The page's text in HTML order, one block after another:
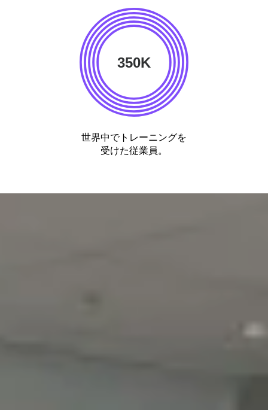
350K
世界中でトレーニングを
受けた従業員。